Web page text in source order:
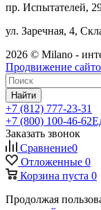
пр. Испытателей,
ул. Заречная, 4,
2026 © Milano -
Продвижение
Найти
+7 (812) 777-23-31
+7 (800) 100-46-62
Заказать звонок
Сравнение0
Отложенные 0
Корзина пуста 0
Продолжая